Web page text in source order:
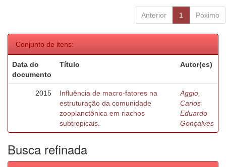
Anterior 1 Póximo
Conjunto de itens:
Data do
documento
Título Autor(es)
2015
Influência de macro-fatores na
estruturação da comunidade
zooplanctônica em riachos
subtropicais.
Aggio,
Carlos
Eduardo
Gonçalves
Busca refinada